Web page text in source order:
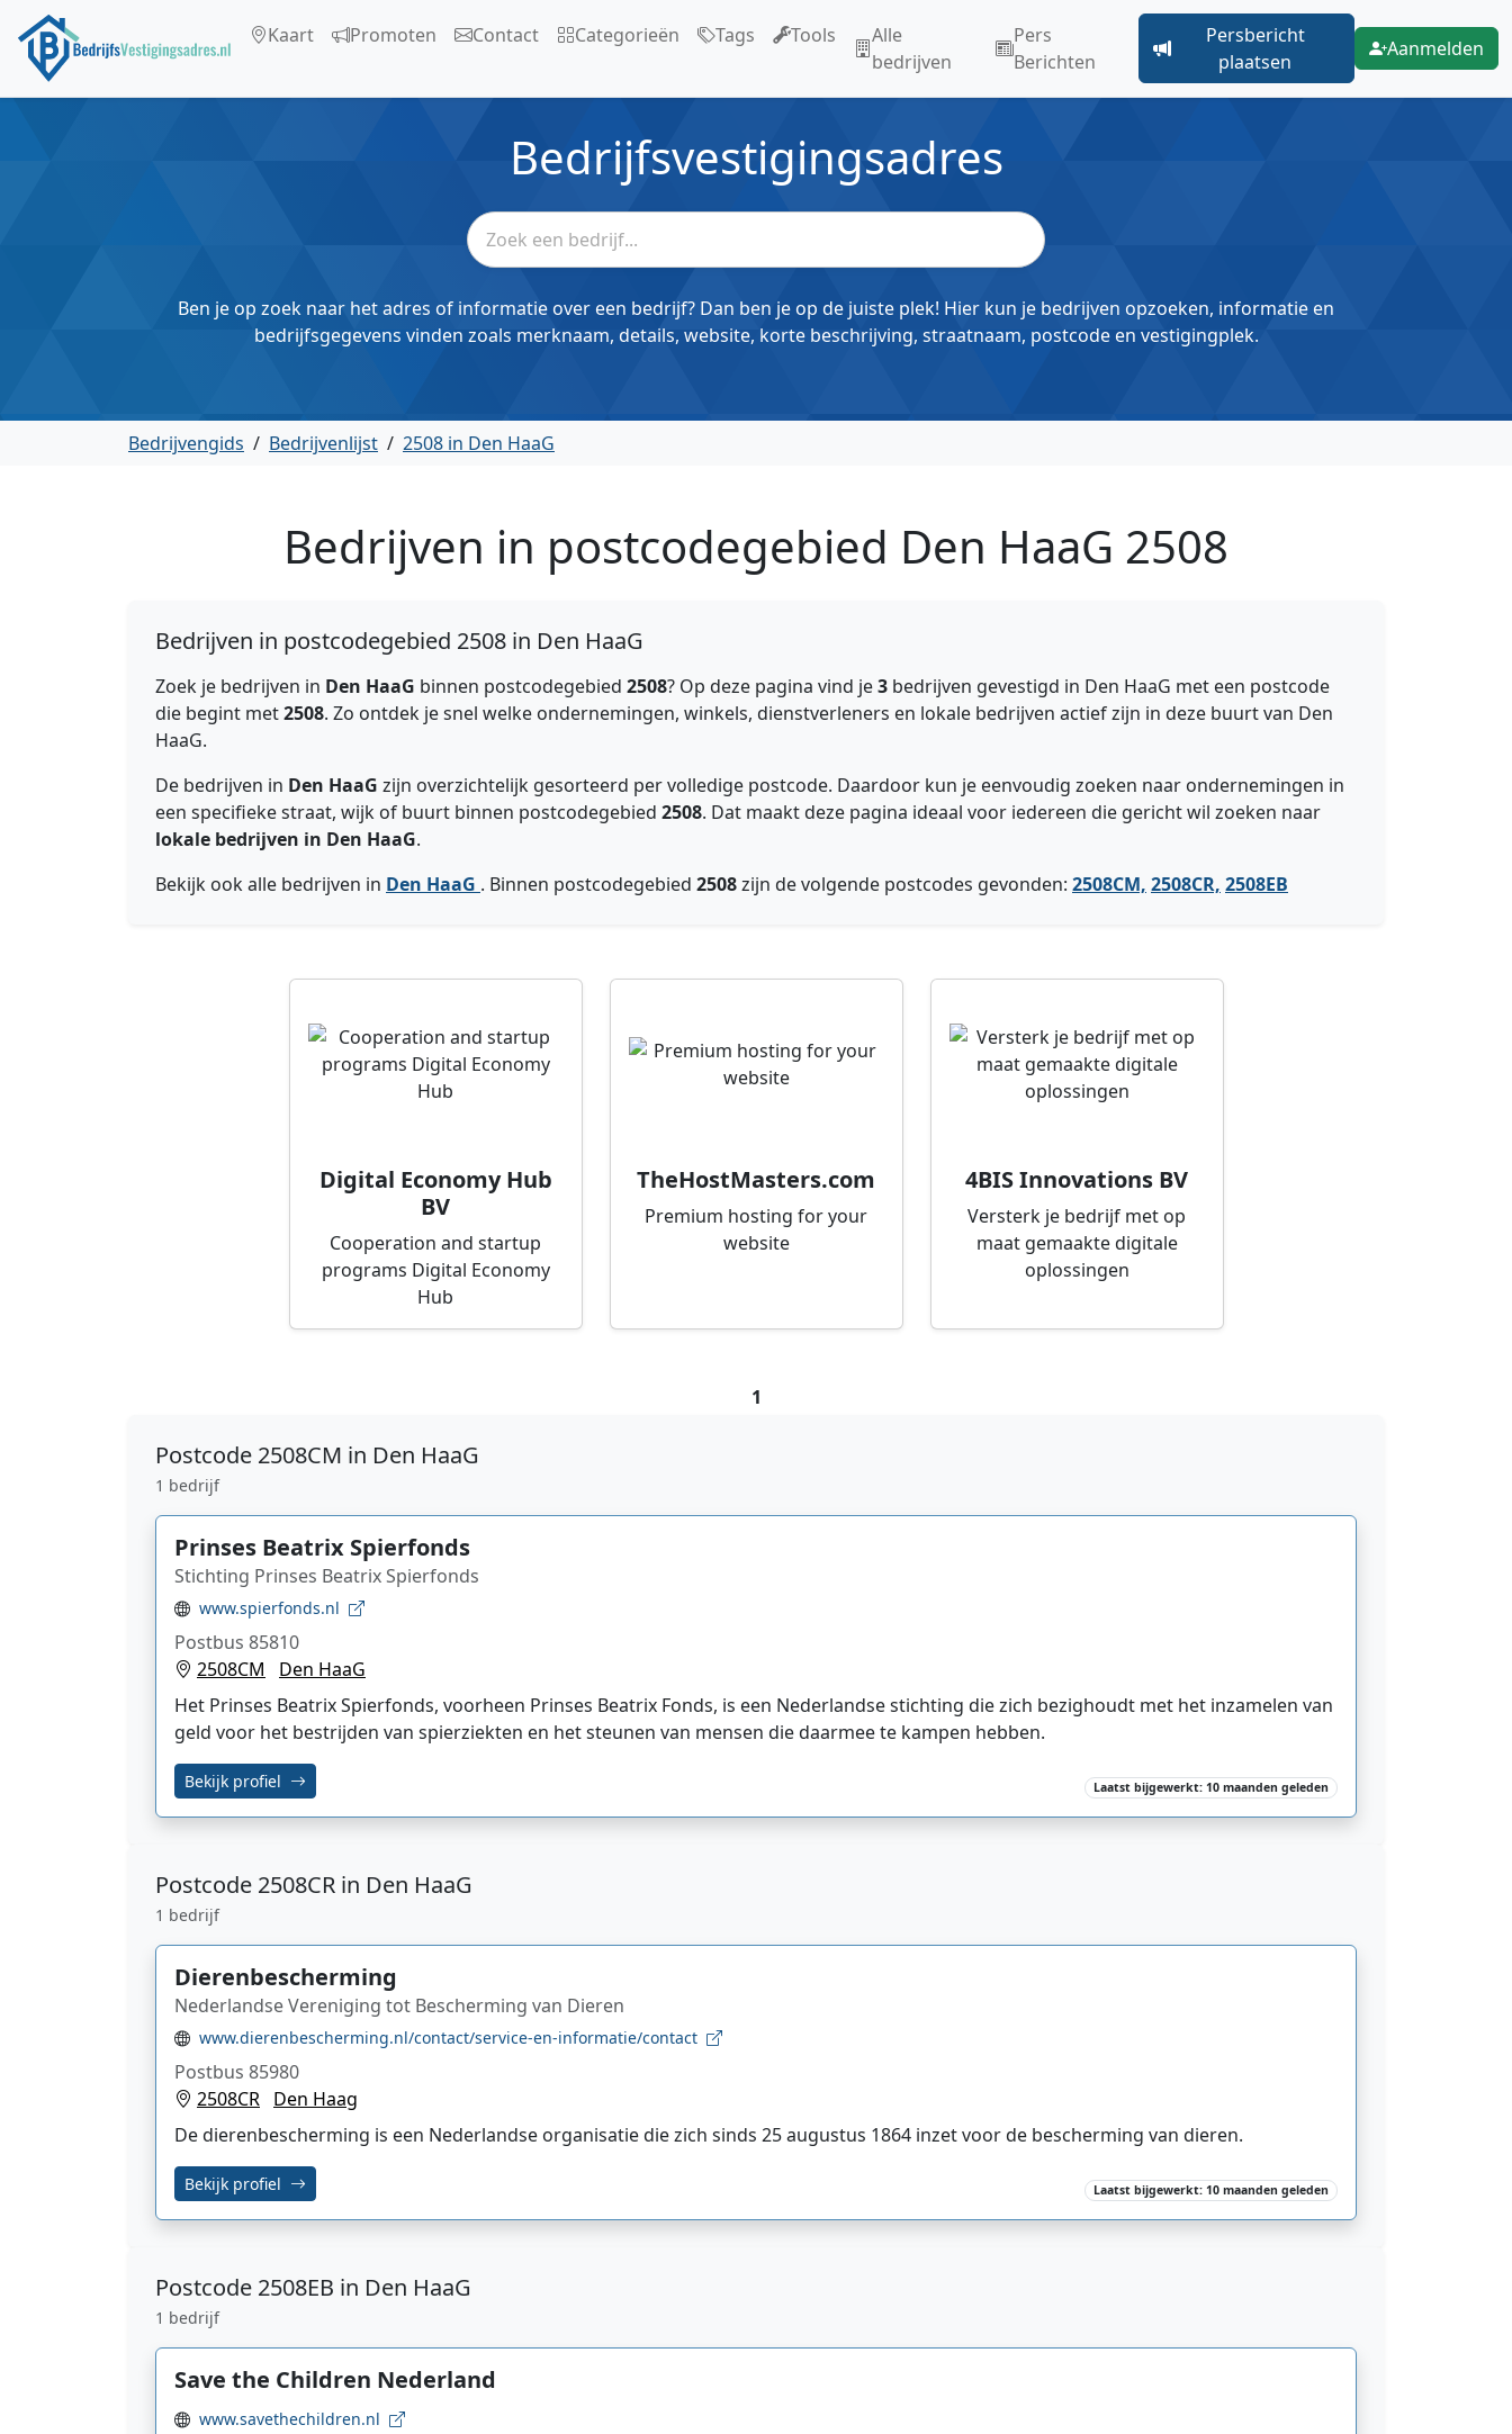
Kaart Promoten Contact Categorieën Tags Tools
Alle
bedrijven
Pers
Berichten
Persbericht
plaatsen
Aanmelden
Bedrijfsvestigingsadres
Ben je op zoek naar het adres of informatie over een bedrijf? Dan ben je op de juiste plek! Hier kun je bedrijven opzoeken, informatie en
bedrijfsgegevens vinden zoals merknaam, details, website, korte beschrijving, straatnaam, postcode en vestigingplek.
Bedrijvengids / Bedrijvenlijst / 2508 in Den HaaG
Bedrijven in postcodegebied Den HaaG 2508
Bedrijven in postcodegebied 2508 in Den HaaG
Zoek je bedrijven in Den HaaG binnen postcodegebied 2508? Op deze pagina vind je3 bedrijven gevestigd in Den HaaG met een postcode
die begint met2508. Zo ontdek je snel welke ondernemingen, winkels, dienstverleners en lokale bedrijven actief zijn in deze buurt van Den
HaaG.
De bedrijven in Den HaaG zijn overzichtelijk gesorteerd per volledige postcode. Daardoor kun je eenvoudig zoeken naar ondernemingen in
een specifieke straat, wijk of buurt binnen postcodegebied 2508. Dat maakt deze pagina ideaal voor iedereen die gericht wil zoeken naar
lokale bedrijven in Den HaaG.
Bekijk ook alle bedrijven in Den HaaG . Binnen postcodegebied 2508zijn de volgende postcodes gevonden: 2508CM, 2508CR, 2508EB
Digital Economy Hub
BV
Cooperation and startup
programs Digital Economy
Hub
TheHostMasters.com
Premium hosting for your
website
4BIS Innovations BV
Versterk je bedrijf met op
maat gemaakte digitale
oplossingen
1
Postcode 2508CM in Den HaaG
1 bedrijf
Prinses Beatrix Spierfonds
Stichting Prinses Beatrix Spierfonds
www.spierfonds.nl
Postbus 85810
2508CM
Den HaaG
Het Prinses Beatrix Spierfonds, voorheen Prinses Beatrix Fonds, is een Nederlandse stichting die zich bezighoudt met het inzamelen van
geld voor het bestrijden van spierziekten en het steunen van mensen die daarmee te kampen hebben.
Bekijk profiel Laatst bijgewerkt: 10 maanden geleden
Postcode 2508CR in Den HaaG
1 bedrijf
Dierenbescherming
Nederlandse Vereniging tot Bescherming van Dieren
www.dierenbescherming.nl/contact/service-en-informatie/contact
Postbus 85980
2508CR Den Haag
De dierenbescherming is een Nederlandse organisatie die zich sinds 25 augustus 1864 inzet voor de bescherming van dieren.
Bekijk profiel Laatst bijgewerkt: 10 maanden geleden
Postcode 2508EB in Den HaaG
1 bedrijf
Save the Children Nederland
www.savethechildren.nl